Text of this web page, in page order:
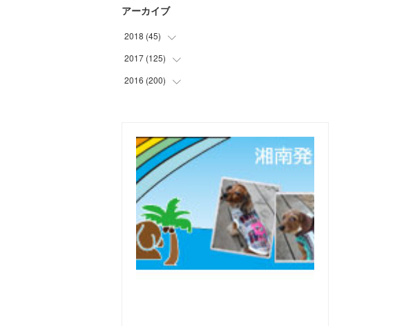
アーカイブ
2018 (45)
(1)
(1)
(2)
(5)
(5
(4)
(4)
(13 )
2017 (125)
(6)
(10)
(6)
(11
(15)
(10)
(16 )
(10)
2016 (200)
(19)
(22)
(28
(21)
(23)
(10 )
(14)